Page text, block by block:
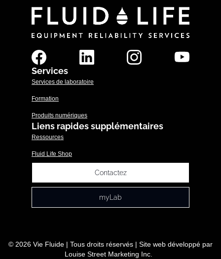
Services
Services de laboratoire
Formation
Produits numériques
Liens rapides supplémentaires
Ressources
Fluid Life Shop
Contactez
myLab
© 2026 Vie Fluide | Tous droits réservés | Site web développé par
Louise Street Marketing Inc.